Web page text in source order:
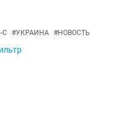
С #УКРАИНА #НОВОСТЬ